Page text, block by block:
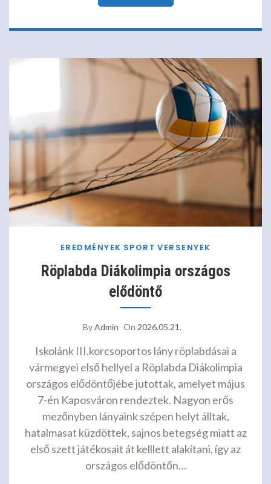
EREDMÉNYEK SPORT VERSENYEK
Röplabda Diákolimpia országos
elődöntő
ByAdmin On 2026.05.21.
Iskolánk III.korcsoportos lány röplabdásai a
vármegyei első hellyel a Röplabda Diákolimpia
országos elődöntőjébe jutottak, amelyet május
7-én Kaposváron rendeztek. Nagyon erős
mezőnyben lányaink szépen helyt álltak,
hatalmasat küzdöttek, sajnos betegség miatt az
első szett játékosait át kelllett alakítani, így az
országos elődöntőn…